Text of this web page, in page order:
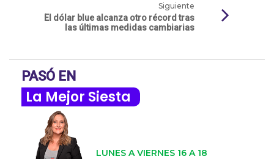
Siguiente
El dólar blue alcanza otro récord tras
las últimas medidas cambiarias
PASÓ EN
La Mejor Siesta
LUNES A VIERNES 16 A 18